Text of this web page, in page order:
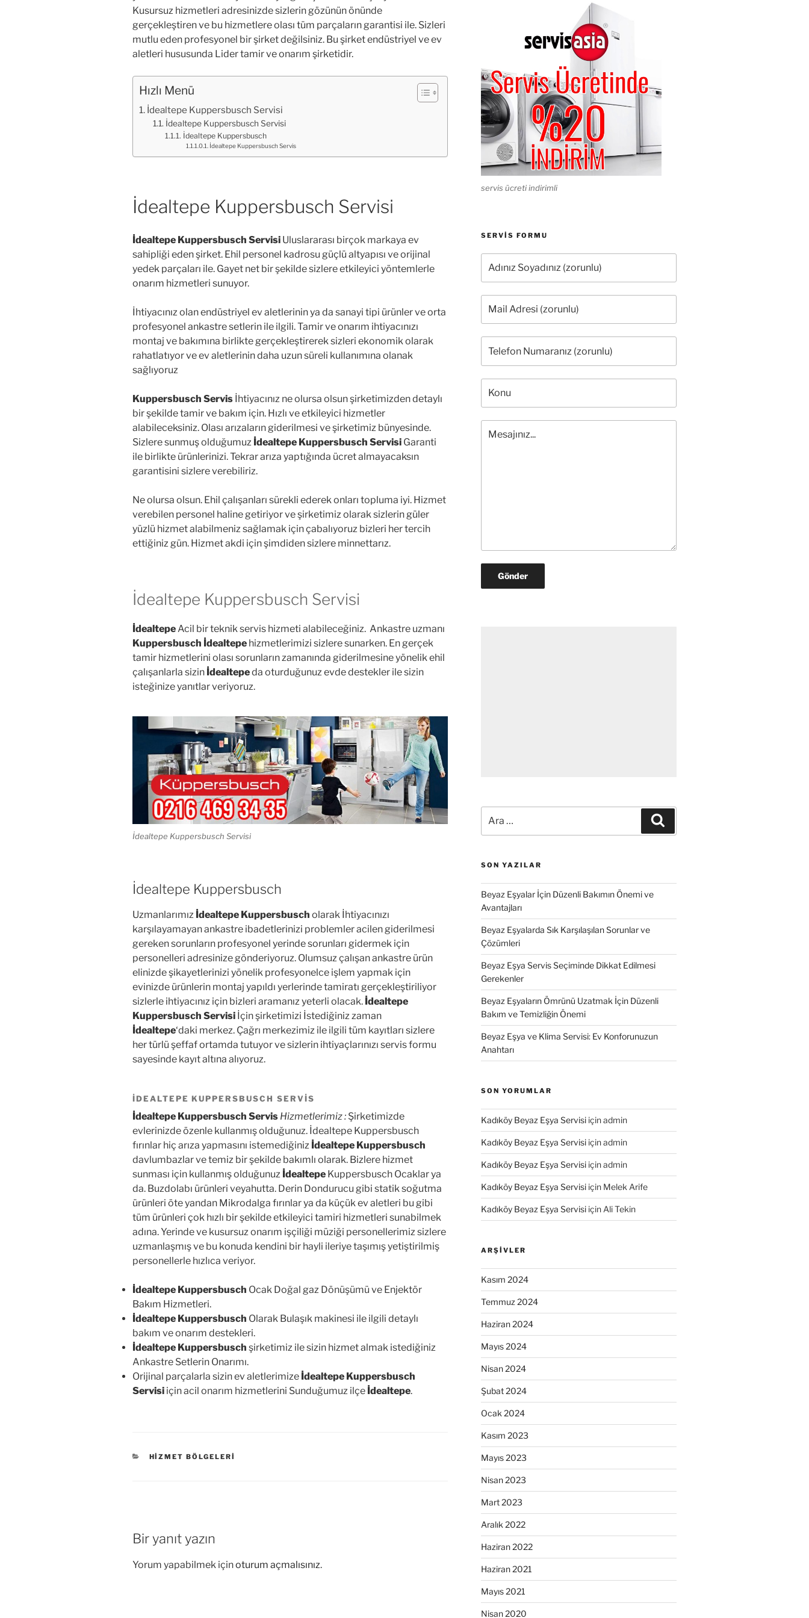
Kusursuz hizmetleri adresinizde sizlerin gözünün önünde
gerçekleştiren ve bu hizmetlere olası tüm parçaların garantisi ile. Sizleri
mutlu eden profesyonel bir şirket değilsiniz. Bu şirket endüstriyel ve ev
aletleri hususunda Lider tamir ve onarım şirketidir.
Hızlı Menü
İdealtepe Kuppersbusch Servisi
İdealtepe Kuppersbusch Servisi
İdealtepe Kuppersbusch
İdealtepe Kuppersbusch Servis
İdealtepe Kuppersbusch Servisi
İdealtepe Kuppersbusch Servisi Uluslararası birçok markaya ev
sahipliği eden şirket. Ehil personel kadrosu güçlü altyapısı ve orijinal
yedek parçaları ile. Gayet net bir şekilde sizlere etkileyici yöntemlerle
onarım hizmetleri sunuyor.
İhtiyacınız olan endüstriyel ev aletlerinin ya da sanayi tipi ürünler ve orta
profesyonel ankastre setlerin ile ilgili. Tamir ve onarım ihtiyacınızı
montaj ve bakımına birlikte gerçekleştirerek sizleri ekonomik olarak
rahatlatıyor ve ev aletlerinin daha uzun süreli kullanımına olanak
sağlıyoruz
Kuppersbusch Servis İhtiyacınız ne olursa olsun şirketimizden detaylı
bir şekilde tamir ve bakım için. Hızlı ve etkileyici hizmetler
alabileceksiniz. Olası arızaların giderilmesi ve şirketimiz bünyesinde.
Sizlere sunmuş olduğumuz İdealtepe Kuppersbusch Servisi Garanti
ile birlikte ürünlerinizi. Tekrar arıza yaptığında ücret almayacaksın
garantisini sizlere verebiliriz.
Ne olursa olsun. Ehil çalışanları sürekli ederek onları topluma iyi. Hizmet
verebilen personel haline getiriyor ve şirketimiz olarak sizlerin güler
yüzlü hizmet alabilmeniz sağlamak için çabalıyoruz bizleri her tercih
ettiğiniz gün. Hizmet akdi için şimdiden sizlere minnettarız.
İdealtepe Kuppersbusch Servisi
İdealtepeAcil bir teknik servis hizmeti alabileceğiniz. Ankastre uzmanı
Kuppersbusch İdealtepe hizmetlerimizi sizlere sunarken. En gerçek
tamir hizmetlerini olası sorunların zamanında giderilmesine yönelik ehil
çalışanlarla sizin İdealtepeda oturduğunuz evde destekler ile sizin
isteğinize yanıtlar veriyoruz.
İdealtepe Kuppersbusch Servisi
İdealtepe Kuppersbusch
Uzmanlarımız İdealtepe Kuppersbusch olarak İhtiyacınızı
karşılayamayan ankastre ibadetlerinizi problemler acilen giderilmesi
gereken sorunların profesyonel yerinde sorunları gidermek için
personelleri adresinize gönderiyoruz. Olumsuz çalışan ankastre ürün
elinizde şikayetlerinizi yönelik profesyonelce işlem yapmak için
evinizde ürünlerin montaj yapıldı yerlerinde tamiratı gerçekleştiriliyor
sizlerle ihtiyacınız için bizleri aramanız yeterli olacak. İdealtepe
Kuppersbusch Servisi İçin şirketimizi İstediğiniz zaman
İdealtepe‘daki merkez. Çağrı merkezimiz ile ilgili tüm kayıtları sizlere
her türlü şeffaf ortamda tutuyor ve sizlerin ihtiyaçlarınızı servis formu
sayesinde kayıt altına alıyoruz.
İDEALTEPE KUPPERSBUSCH SERVIS
İdealtepe Kuppersbusch Servis Hizmetlerimiz : Şirketimizde
evlerinizde özenle kullanmış olduğunuz. İdealtepe Kuppersbusch
fırınlar hiç arıza yapmasını istemediğiniz İdealtepe Kuppersbusch
davlumbazlar ve temiz bir şekilde bakımlı olarak. Bizlere hizmet
sunması için kullanmış olduğunuz İdealtepe Kuppersbusch Ocaklar ya
da. Buzdolabı ürünleri veyahutta. Derin Dondurucu gibi statik soğutma
ürünleri öte yandan Mikrodalga fırınlar ya da küçük ev aletleri bu gibi
tüm ürünleri çok hızlı bir şekilde etkileyici tamiri hizmetleri sunabilmek
adına. Yerinde ve kusursuz onarım işçiliği müziği personellerimiz sizlere
uzmanlaşmış ve bu konuda kendini bir hayli ileriye taşımış yetiştirilmiş
personellerle hızlıca veriyor.
İdealtepe Kuppersbusch Ocak Doğal gaz Dönüşümü ve Enjektör
Bakım Hizmetleri.
İdealtepe Kuppersbusch Olarak Bulaşık makinesi ile ilgili detaylı
bakım ve onarım destekleri.
İdealtepe Kuppersbusch şirketimiz ile sizin hizmet almak istediğiniz
Ankastre Setlerin Onarımı.
Orijinal parçalarla sizin ev aletlerimize İdealtepe Kuppersbusch
Servisi için acil onarım hizmetlerini Sunduğumuz ilçe İdealtepe.
KATEGORILER
HIZMET BÖLGELERI
Bir yanıt yazın
Yorum yapabilmek içinoturum açmalısınız.
servis ücreti indirimli
SERVIS FORMU
SON YAZILAR
Beyaz Eşyalar İçin Düzenli Bakımın Önemi ve
Avantajları
Beyaz Eşyalarda Sık Karşılaşılan Sorunlar ve
Çözümleri
Beyaz Eşya Servis Seçiminde Dikkat Edilmesi
Gerekenler
Beyaz Eşyaların Ömrünü Uzatmak İçin Düzenli
Bakım ve Temizliğin Önemi
Beyaz Eşya ve Klima Servisi: Ev Konforunuzun
Anahtarı
SON YORUMLAR
Kadıköy Beyaz Eşya Servisiiçinadmin
Kadıköy Beyaz Eşya Servisiiçinadmin
Kadıköy Beyaz Eşya Servisiiçinadmin
Kadıköy Beyaz Eşya Servisiiçin Melek Arife
Kadıköy Beyaz Eşya Servisiiçin Ali Tekin
ARŞIVLER
Kasım 2024
Temmuz 2024
Haziran 2024
Mayıs 2024
Nisan 2024
Şubat 2024
Ocak 2024
Kasım 2023
Mayıs 2023
Nisan 2023
Mart 2023
Aralık 2022
Haziran 2022
Haziran 2021
Mayıs 2021
Nisan 2020